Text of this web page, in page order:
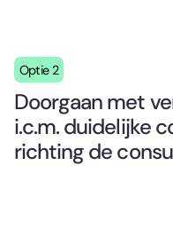
Optie 2
Doorgaan met
i.c.m. duidelijke
richting de